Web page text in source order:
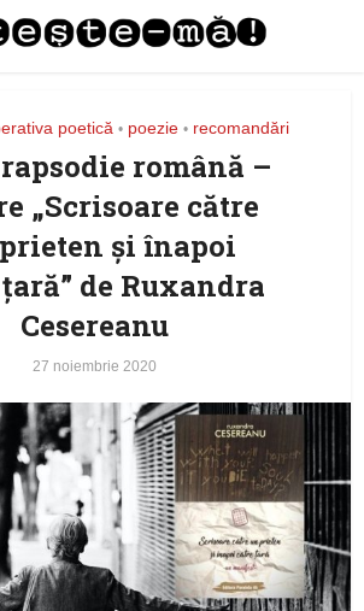
poetică • poezie • recomandări
română –
„Scrisoare către
și înapoi
de Ruxandra
Cesereanu
27 noiembrie 2020